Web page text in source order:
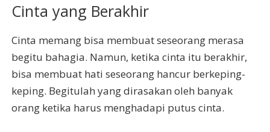
Cinta yang Berakhir
Cinta memang bisa membuat seseorang merasa
begitu bahagia. Namun, ketika cinta itu berakhir,
bisa membuat hati seseorang hancur berkeping-
keping. Begitulah yang dirasakan oleh banyak
orang ketika harus menghadapi putus cinta.